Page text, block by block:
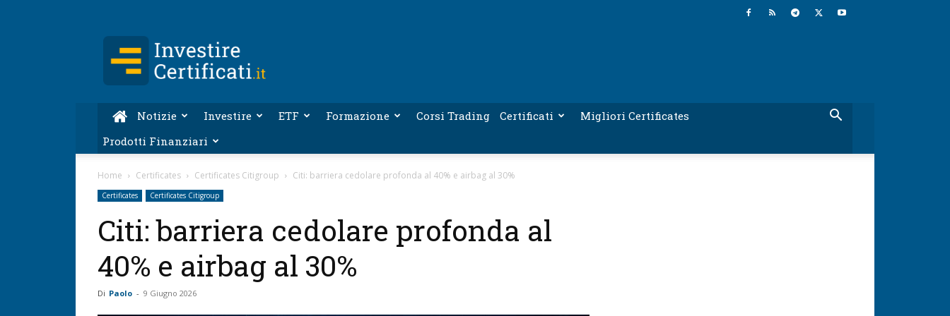
Certificati.it
Notizie Investire ETF Formazione Corsi Trading Certificati
Migliori Certificates
Prodotti Finanziari
Home Certificates Certificates Citigroup Citi: barriera cedolare profonda al 40% e airbag al 30%
Certificates Certificates Citigroup
Citi: barriera cedolare profonda al
40% e airbag al 30%
Di Paolo - 9 Giugno 2026